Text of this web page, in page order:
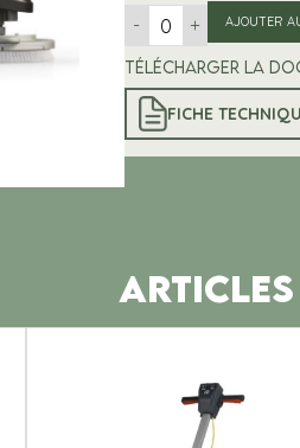
-
+ AJOUTER
Télécharger la
FICHE